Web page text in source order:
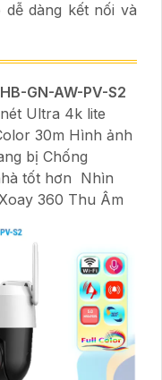
dàng kết nối và
GN-AW-PV-S2
Ultra 4k lite
30m Hình ảnh
bị Chống
tốt hơn Nhìn
360 Thu Âm